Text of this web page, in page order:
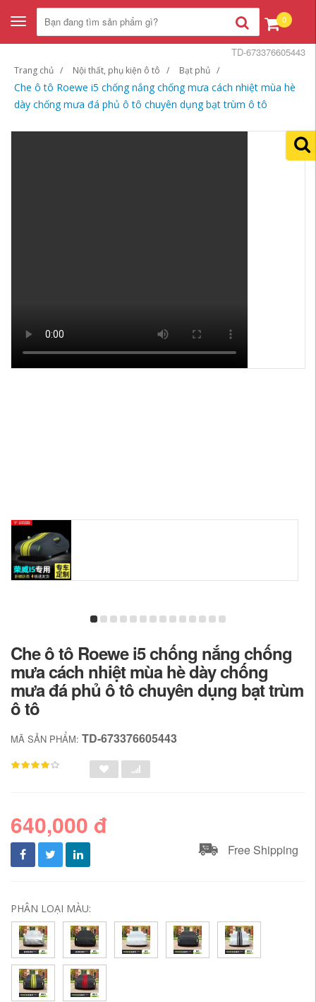
Toggle
navigation
0
Trang chủ Nội thất, phụ kiện ô tô Bạt phủ
Che ô tô Roewe i5 chống nắng chống mưa cách nhiệt mùa hè
dày chống mưa đá phủ ô tô chuyên dụng bạt trùm ô tô
TD-673376605443
Che ô tô Roewe i5 chống nắng chống
mưa cách nhiệt mùa hè dày chống
mưa đá phủ ô tô chuyên dụng bạt trùm
ô tô
MÃ SẢN PHẨM: TD-673376605443
640,000 đ
Free Shipping
PHÂN LOẠI MÀU: